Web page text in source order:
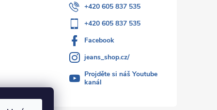
+420 605 837 535
+420 605 837 535
Facebook
jeans_shop.cz/
Projděte si náš Youtube
kanál